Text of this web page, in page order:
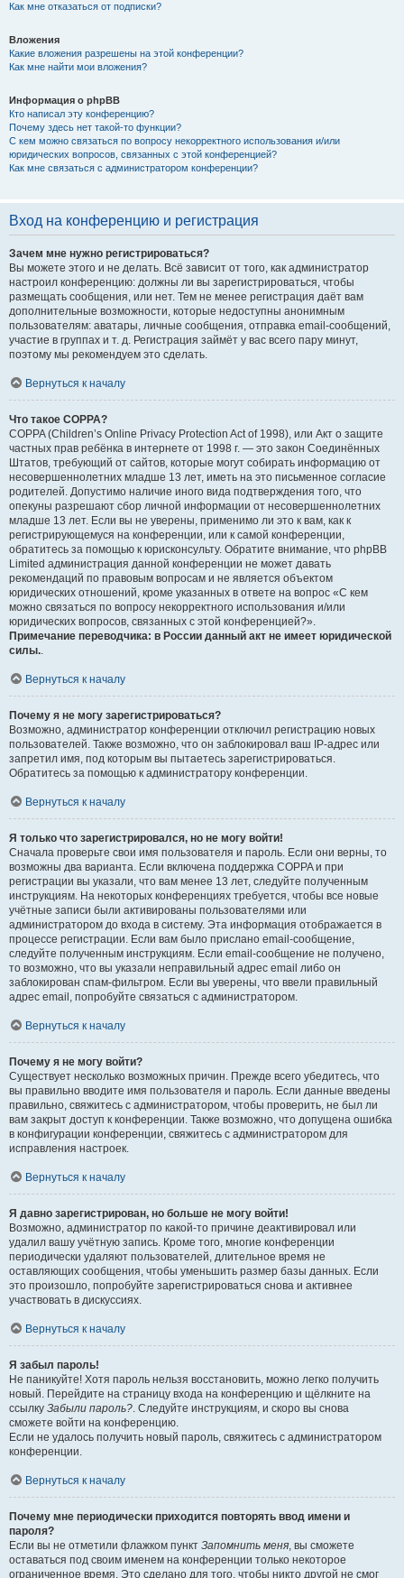
Как мне отказаться от подписки?
Вложения
Какие вложения разрешены на этой конференции?
Как мне найти мои вложения?
Информация о phpBB
Кто написал эту конференцию?
Почему здесь нет такой-то функции?
С кем можно связаться по вопросу некорректного использования и/или
юридических вопросов, связанных с этой конференцией?
Как мне связаться с администратором конференции?
Вход на конференцию и регистрация
Зачем мне нужно регистрироваться?
Вы можете этого и не делать. Всё зависит от того, как администратор
настроил конференцию: должны ли вы зарегистрироваться, чтобы
размещать сообщения, или нет. Тем не менее регистрация даёт вам
дополнительные возможности, которые недоступны анонимным
пользователям: аватары, личные сообщения, отправка email-сообщений,
участие в группах и т. д. Регистрация займёт у вас всего пару минут,
поэтому мы рекомендуем это сделать.
Вернуться к началу
Что такое COPPA?
COPPA (Children’s Online Privacy Protection Act of 1998), или Акт о защите
частных прав ребёнка в интернете от 1998 г. — это закон Соединённых
Штатов, требующий от сайтов, которые могут собирать информацию от
несовершеннолетних младше 13 лет, иметь на это письменное согласие
родителей. Допустимо наличие иного вида подтверждения того, что
опекуны разрешают сбор личной информации от несовершеннолетних
младше 13 лет. Если вы не уверены, применимо ли это к вам, как к
регистрирующемуся на конференции, или к самой конференции,
обратитесь за помощью к юрисконсульту. Обратите внимание, что phpBB
Limited администрация данной конференции не может давать
рекомендаций по правовым вопросам и не является объектом
юридических отношений, кроме указанных в ответе на вопрос «С кем
можно связаться по вопросу некорректного использования и/или
юридических вопросов, связанных с этой конференцией?».
Примечание переводчика: в России данный акт не имеет юридической
силы..
Вернуться к началу
Почему я не могу зарегистрироваться?
Возможно, администратор конференции отключил регистрацию новых
пользователей. Также возможно, что он заблокировал ваш IP-адрес или
запретил имя, под которым вы пытаетесь зарегистрироваться.
Обратитесь за помощью к администратору конференции.
Вернуться к началу
Я только что зарегистрировался, но не могу войти!
Сначала проверьте свои имя пользователя и пароль. Если они верны, то
возможны два варианта. Если включена поддержка COPPA и при
регистрации вы указали, что вам менее 13 лет, следуйте полученным
инструкциям. На некоторых конференциях требуется, чтобы все новые
учётные записи были активированы пользователями или
администратором до входа в систему. Эта информация отображается в
процессе регистрации. Если вам было прислано email-сообщение,
следуйте полученным инструкциям. Если email-сообщение не получено,
то возможно, что вы указали неправильный адрес email либо он
заблокирован спам-фильтром. Если вы уверены, что ввели правильный
адрес email, попробуйте связаться с администратором.
Вернуться к началу
Почему я не могу войти?
Существует несколько возможных причин. Прежде всего убедитесь, что
вы правильно вводите имя пользователя и пароль. Если данные введены
правильно, свяжитесь с администратором, чтобы проверить, не был ли
вам закрыт доступ к конференции. Также возможно, что допущена ошибка
в конфигурации конференции, свяжитесь с администратором для
исправления настроек.
Вернуться к началу
Я давно зарегистрирован, но больше не могу войти!
Возможно, администратор по какой-то причине деактивировал или
удалил вашу учётную запись. Кроме того, многие конференции
периодически удаляют пользователей, длительное время не
оставляющих сообщения, чтобы уменьшить размер базы данных. Если
это произошло, попробуйте зарегистрироваться снова и активнее
участвовать в дискуссиях.
Вернуться к началу
Я забыл пароль!
Не паникуйте! Хотя пароль нельзя восстановить, можно легко получить
новый. Перейдите на страницу входа на конференцию и щёлкните на
ссылку Забыли пароль?. Следуйте инструкциям, и скоро вы снова
сможете войти на конференцию.
Если не удалось получить новый пароль, свяжитесь с администратором
конференции.
Вернуться к началу
Почему мне периодически приходится повторять ввод имени и
пароля?
Если вы не отметили флажком пункт Запомнить меня, вы сможете
оставаться под своим именем на конференции только некоторое
ограниченное время. Это сделано для того, чтобы никто другой не смог